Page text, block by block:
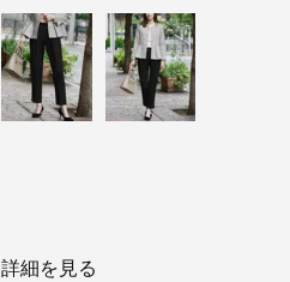
詳細を見る